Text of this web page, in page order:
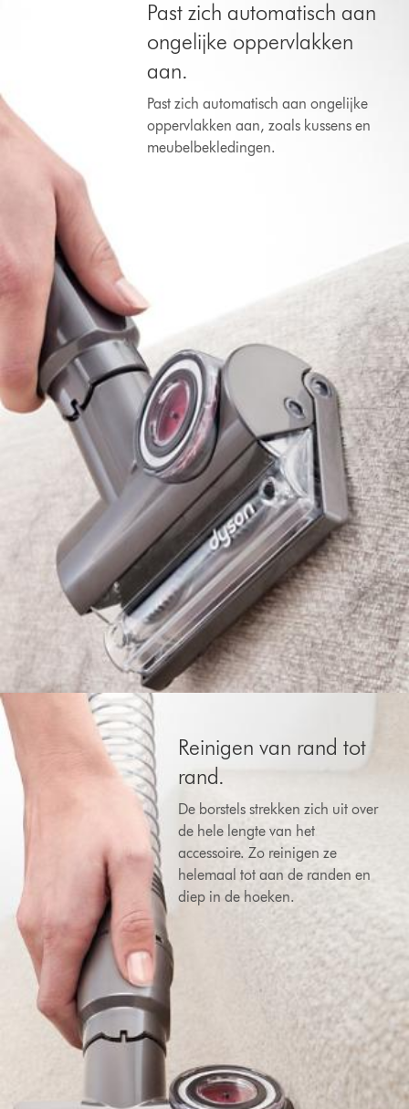
Past zich automatisch aan
ongelijke oppervlakken
aan.
Past zich automatisch aan ongelijke
oppervlakken aan, zoals kussens en
meubelbekledingen.
Reinigen van rand tot
rand.
De borstels strekken zich uit over
de hele lengte van het
accessoire. Zo reinigen ze
helemaal tot aan de randen en
diep in de hoeken.